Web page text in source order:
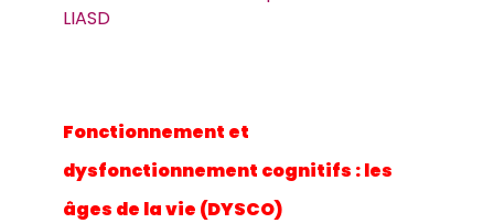
LIASD
Fonctionnement et
dysfonctionnement cognitifs : les
âges de la vie (DYSCO)